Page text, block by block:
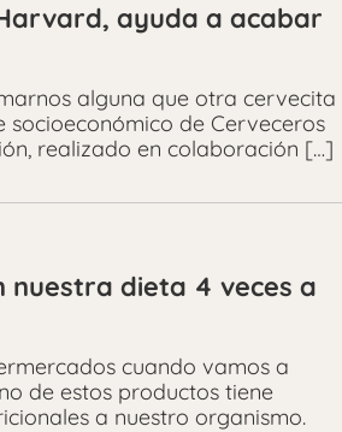
ayuda a acabar
alguna que otra cervecita
socioeconómico de Cerveceros
realizado en colaboración […]
nuestra dieta 4 veces a
cuando vamos a
de estos productos tiene
a nuestro organismo.